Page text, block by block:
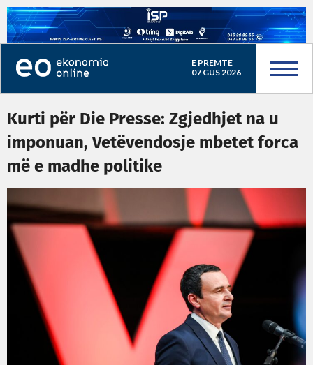
E PREMTE
07 GUS 2026
Kurti për Die Presse: Zgjedhjet na u
imponuan, Vetëvendosje mbetet forca
më e madhe politike